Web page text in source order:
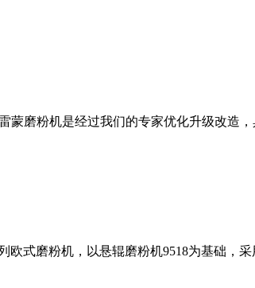
蒙磨粉机是经过我们的专家优化升级改造
式磨粉机，以悬辊磨粉机9518为基础，